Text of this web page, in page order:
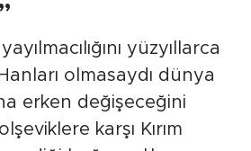
yüzyıllarca
olmasaydı dünya
erken değişeceğini
karşı Kırım